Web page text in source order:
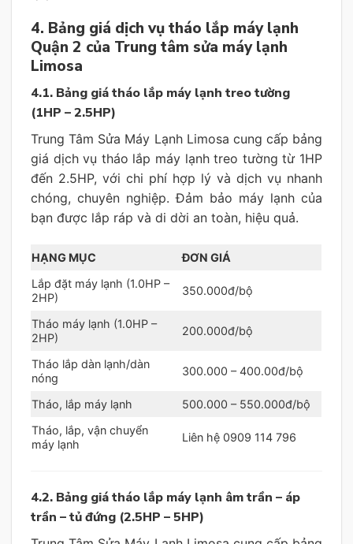
4. Bảng giá dịch vụ tháo lắp máy lạnh
Quận 2 của Trung tâm sửa máy lạnh
Limosa
4.1. Bảng giá tháo lắp máy lạnh treo tường
(1HP – 2.5HP)
Trung Tâm Sửa Máy Lạnh Limosa cung cấp bảng
giá dịch vụ tháo lắp máy lạnh treo tường từ 1HP
đến 2.5HP, với chi phí hợp lý và dịch vụ nhanh
chóng, chuyên nghiệp. Đảm bảo máy lạnh của
bạn được lắp ráp và di dời an toàn, hiệu quả.
HẠNG MỤC
ĐƠN GIÁ
Lắp đặt máy lạnh (1.0HP –
2HP)
350.000đ/bộ
Tháo máy lạnh (1.0HP –
2HP)
200.000đ/bộ
Tháo lắp dàn lạnh/dàn
nóng
300.000 – 400.00đ/bộ
Tháo, lắp máy lạnh
500.000 – 550.000đ/bộ
Tháo, lắp, vận chuyển
máy lạnh
Liên hệ 0909 114 796
4.2. Bảng giá tháo lắp máy lạnh âm trần – áp
trần – tủ đứng (2.5HP – 5HP)